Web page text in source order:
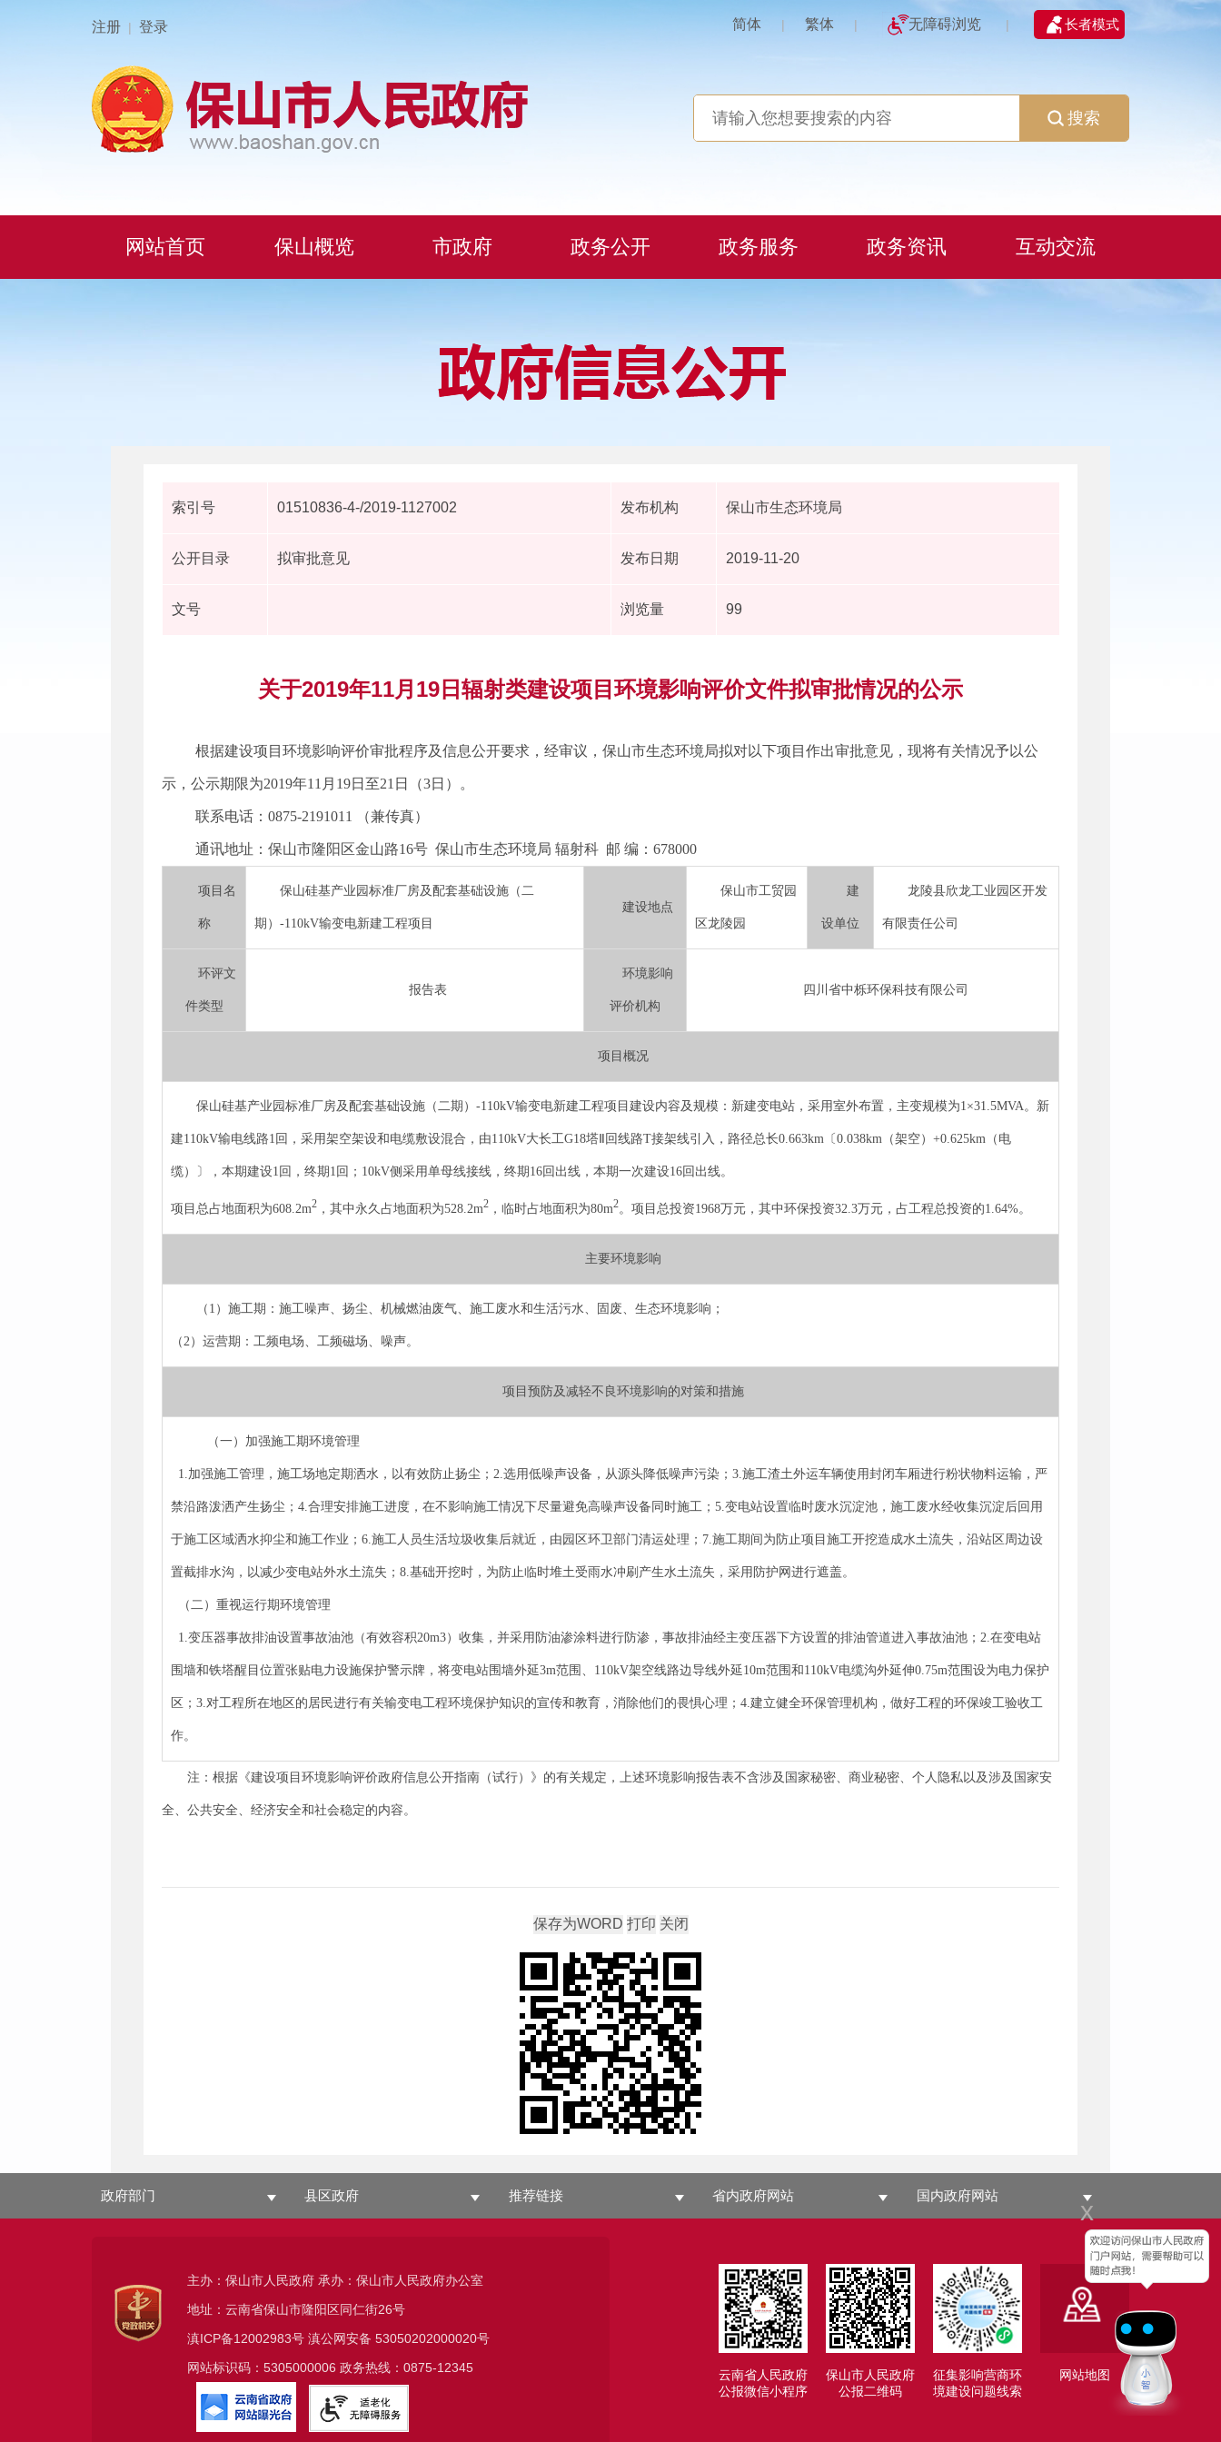
注册 | 登录 简体 | 繁体 | 无障碍浏览 | 长者模式
x
搜索
网站首页 保山概览 市政府 政务公开 政务服务 政务资讯 互动交流
索引号 01510836-4-/2019-1127002 发布机构 保山市生态环境局
公开目录 拟审批意见 发布日期 2019-11-20
文号 浏览量 99
关于2019年11月19日辐射类建设项目环境影响评价文件拟审批情况的公示
根据建设项目环境影响评价审批程序及信息公开要求，经审议，保山市生态环境局拟对以下项目作出审批意见，现将有关情况予以公
示，公示期限为2019年11月19日至21日（3日）。
联系电话：0875-2191011 （兼传真）
通讯地址：保山市隆阳区金山路16号 保山市生态环境局 辐射科 邮 编：678000
项目名
称
保山硅基产业园标准厂房及配套基础设施（二
期）-110kV输变电新建工程项目
建设地点
保山市工贸园
区龙陵园
建
设单位
龙陵县欣龙工业园区开发
有限责任公司
环评文
件类型
报告表
环境影响
评价机构
四川省中栎环保科技有限公司
项目概况
保山硅基产业园标准厂房及配套基础设施（二期）-110kV输变电新建工程项目建设内容及规模：新建变电站，采用室外布置，主变规模为1×31.5MVA。新
建110kV输电线路1回，采用架空架设和电缆敷设混合，由110kV大长工G18塔Ⅱ回线路T接架线引入，路径总长0.663km〔0.038km（架空）+0.625km（电
缆）〕，本期建设1回，终期1回；10kV侧采用单母线接线，终期16回出线，本期一次建设16回出线。
项目总占地面积为608.2m2 ，其中永久占地面积为528.2m2 ，临时占地面积为80m2。项目总投资1968万元，其中环保投资32.3万元，占工程总投资的1.64%。
主要环境影响
（1）施工期：施工噪声、扬尘、机械燃油废气、施工废水和生活污水、固废、生态环境影响；
（2）运营期：工频电场、工频磁场、噪声。
项目预防及减轻不良环境影响的对策和措施
（一）加强施工期环境管理
1.加强施工管理，施工场地定期洒水，以有效防止扬尘；2.选用低噪声设备，从源头降低噪声污染；3.施工渣土外运车辆使用封闭车厢进行粉状物料运输，严
禁沿路泼洒产生扬尘；4.合理安排施工进度，在不影响施工情况下尽量避免高噪声设备同时施工；5.变电站设置临时废水沉淀池，施工废水经收集沉淀后回用
于施工区域洒水抑尘和施工作业；6.施工人员生活垃圾收集后就近，由园区环卫部门清运处理；7.施工期间为防止项目施工开挖造成水土流失，沿站区周边设
置截排水沟，以减少变电站外水土流失；8.基础开挖时，为防止临时堆土受雨水冲刷产生水土流失，采用防护网进行遮盖。
（二）重视运行期环境管理
1.变压器事故排油设置事故油池（有效容积20m3）收集，并采用防油渗涂料进行防渗，事故排油经主变压器下方设置的排油管道进入事故油池；2.在变电站
围墙和铁塔醒目位置张贴电力设施保护警示牌，将变电站围墙外延3m范围、110kV架空线路边导线外延10m范围和110kV电缆沟外延伸0.75m范围设为电力保护
区；3.对工程所在地区的居民进行有关输变电工程环境保护知识的宣传和教育，消除他们的畏惧心理；4.建立健全环保管理机构，做好工程的环保竣工验收工
作。
注：根据《建设项目环境影响评价政府信息公开指南（试行）》的有关规定，上述环境影响报告表不含涉及国家秘密、商业秘密、个人隐私以及涉及国家安
全、公共安全、经济安全和社会稳定的内容。
政府部门 县区政府 推荐链接 省内政府网站 国内政府网站
云南省人民政府
公报微信小程序
保山市人民政府
公报二维码
征集影响营商环
境建设问题线索
网站地图
主办：保山市人民政府 承办：保山市人民政府办公室
地址：云南省保山市隆阳区同仁街26号
滇ICP备12002983号滇公网安备 53050202000020号
网站标识码：5305000006 政务热线：0875-12345